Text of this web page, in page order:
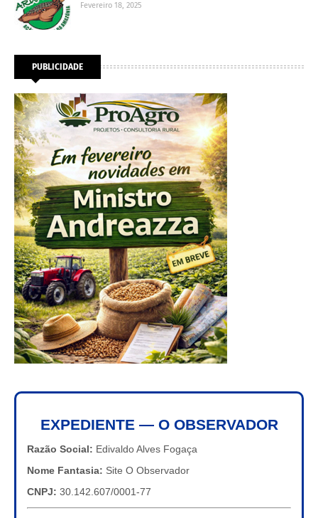
Fevereiro 18, 2025
PUBLICIDADE
EXPEDIENTE — O OBSERVADOR
Razão Social: Edivaldo Alves Fogaça
Nome Fantasia: Site O Observador
CNPJ: 30.142.607/0001-77